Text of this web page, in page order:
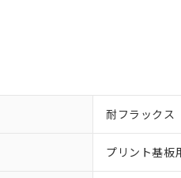
耐フラックス
プリント基板